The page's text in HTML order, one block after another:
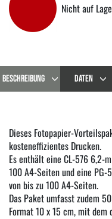
Nicht auf
BESCHREIBUNG DATEN
Dieses Fotopapier-
kosteneffizientes Drucken.
Es enthält eine CL-576 6,2-
100 A4-Seiten und eine
von bis zu 100 A4-Seiten.
Das Paket umfasst zudem
Format 10 x 15 cm, mit